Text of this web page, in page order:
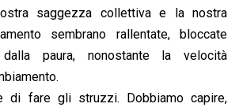
saggezza collettiva e la nostra
sembrano rallentate, bloccate
dalla paura, nonostante la velocità
di fare gli struzzi. Dobbiamo capire,